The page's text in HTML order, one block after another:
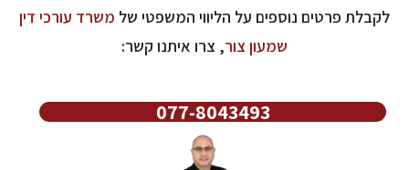
לקבלת פרטים נוספים על הליווי המשפטי של משרד עורכי דין
שמעון צור, צרו איתנו קשר:
077-8043493